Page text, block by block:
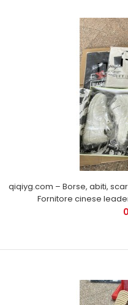
qiqiyg.com – Borse, abiti,
Fornitore cinese